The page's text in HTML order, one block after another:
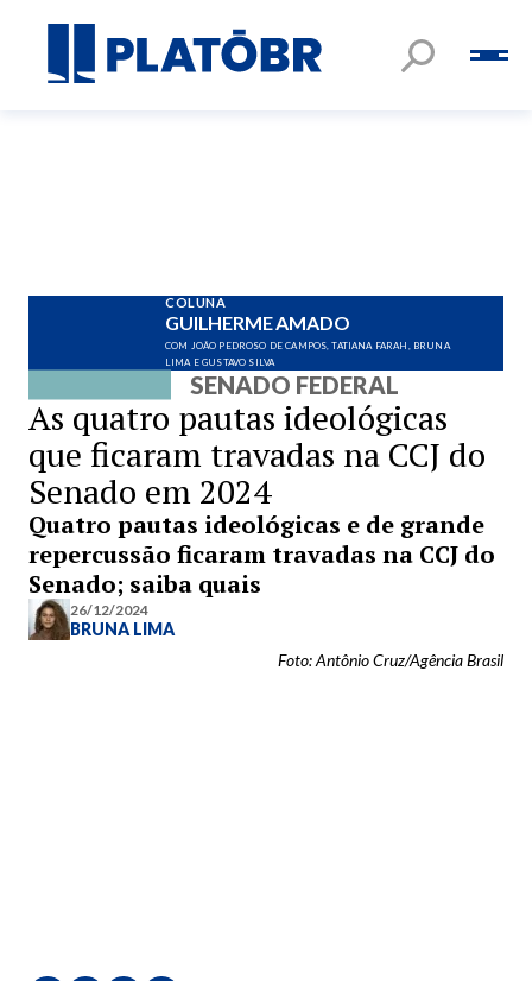
COLUNA
GUILHERME AMADO
COM JOÃO PEDROSO DE CAMPOS, TATIANA FARAH, BRUNA
LIMA E GUSTAVO SILVA
SENADO FEDERAL
As quatro pautas ideológicas
que ficaram travadas na CCJ do
Senado em 2024
Quatro pautas ideológicas e de grande
repercussão ficaram travadas na CCJ do
Senado; saiba quais
26/12/2024
BRUNA LIMA
Foto: Antônio Cruz/Agência Brasil